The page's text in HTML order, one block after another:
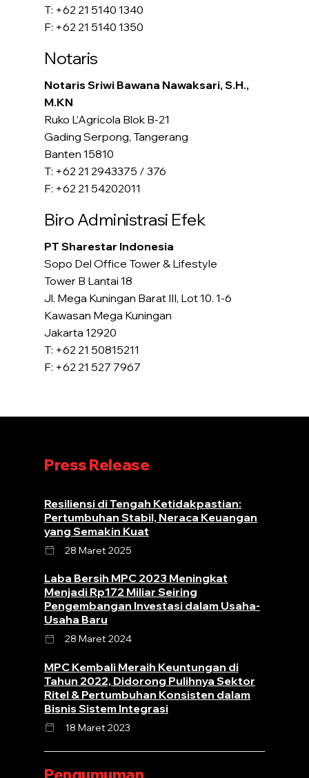
T: +62 21 5140 1340
F: +62 21 5140 1350
Notaris
Notaris Sriwi Bawana Nawaksari, S.H.,
M.KN
Ruko L’Agricola Blok B-21
Gading Serpong, Tangerang
Banten 15810
T: +62 21 2943375 / 376
F: +62 21 54202011
Biro Administrasi Efek
PT Sharestar Indonesia
Sopo Del Office Tower & Lifestyle
Tower B Lantai 18
Jl. Mega Kuningan Barat III, Lot 10. 1-6
Kawasan Mega Kuningan
Jakarta 12920
T: +62 21 50815211
F: +62 21 527 7967
Press Release
Resiliensi di Tengah Ketidakpastian:
Pertumbuhan Stabil, Neraca Keuangan
yang Semakin Kuat
28 Maret 2025
Laba Bersih MPC 2023 Meningkat
Menjadi Rp172 Miliar Seiring
Pengembangan Investasi dalam Usaha-
Usaha Baru
28 Maret 2024
MPC Kembali Meraih Keuntungan di
Tahun 2022, Didorong Pulihnya Sektor
Ritel & Pertumbuhan Konsisten dalam
Bisnis Sistem Integrasi
18 Maret 2023